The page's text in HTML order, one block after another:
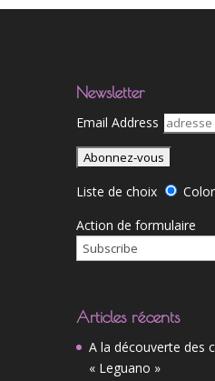
Newsletter
Email Address
Liste de choix
Action de formulaire
Articles récents
A la découverte des
« Leguano »